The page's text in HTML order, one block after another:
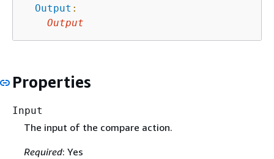
Output :
Output
Properties
Input
The input of the compare action.
Required: Yes